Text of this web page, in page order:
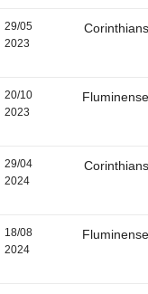
29/05
2023
Corinthians
20/10
2023
Fluminense
29/04
2024
Corinthians
18/08
2024
Fluminense